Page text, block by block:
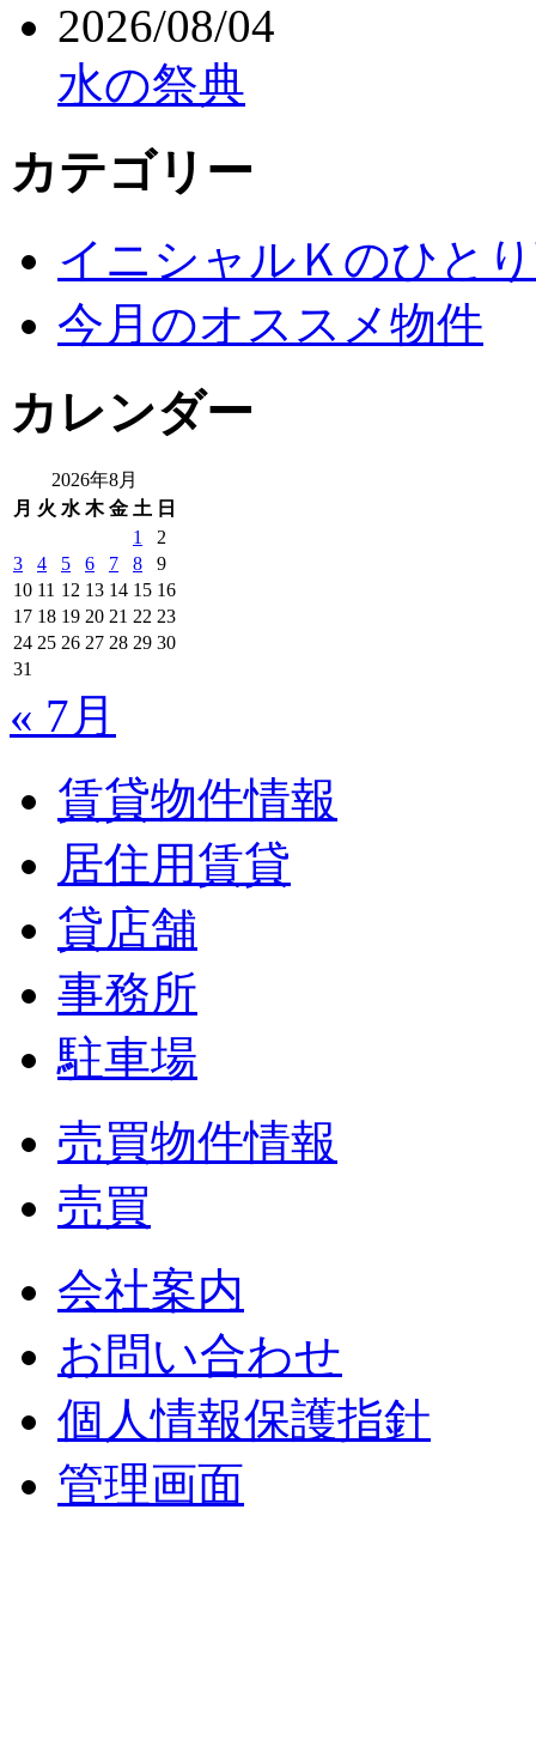
2026/08/04
水の祭典
カテゴリー
イニシャルＫのひと
今月のオススメ物件
カレンダー
2026年8月
月 火 水 木 金 土 日
1
2
3
4 5 6 7 8
9
10 11 12 13 14 15 16
17 18 19 20 21 22 23
24 25 26 27 28 29 30
31
« 7月
賃貸物件情報
居住用賃貸
貸店舗
事務所
駐車場
売買物件情報
売買
会社案内
お問い合わせ
個人情報保護指針
管理画面